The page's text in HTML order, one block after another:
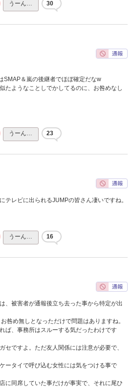
うーん… 30
SMAP＆嵐の後継者でほぼ確定だなw
たようなことしでかしてるのに、お咎めなし
うーん… 23
テレビに出られるJUMPの皆さん凄いですね。
うーん… 16
、被害者が通報後立ち去った事から特定が出
咎め無しとなっただけで問題はありますね。
ば、事務所はスルーする気だったわけです
セですよ。ただ友人関係には注意が必要で、
ータイで呼び込む女性には気をつける事で
に同席していた事だけが事実で、それに尾ひ